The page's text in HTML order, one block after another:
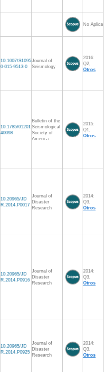
No Aplica
10.1007/S1095
0-015-9513-0
Journal of
Seismology
2016:
Q2,
Otros
10.1785/01201
40098
Bulletin of the
Seismological
Society of
America
2015:
Q1,
Otros
10.20965/JD
R.2014.P0017
Journal of
Disaster
Research
2014:
Q3,
Otros
10.20965/JD
R.2014.P0916
Journal of
Disaster
Research
2014:
Q3,
Otros
10.20965/JD
R.2014.P0925
Journal of
Disaster
Research
2014:
Q3,
Otros